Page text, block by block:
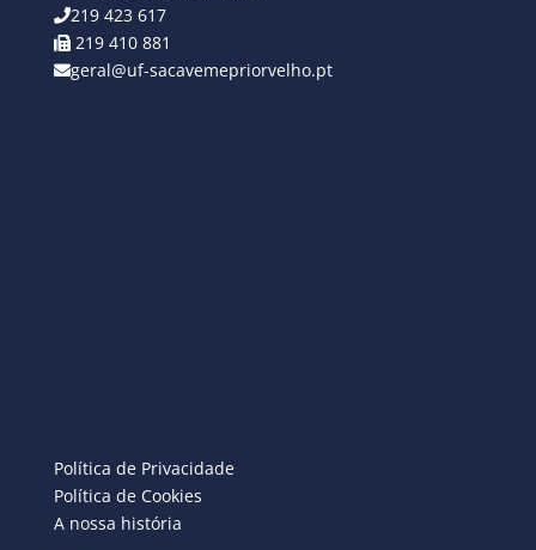
219 423 617
219 410 881
geral@uf-sacavemepriorvelho.pt
Política de Privacidade
Política de Cookies
A nossa história